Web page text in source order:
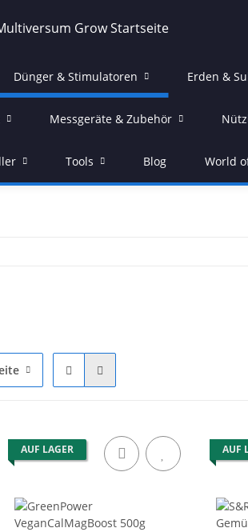
Dünger & Stimulatoren Erden &
Messgeräte & Zubehör
Tools Blog World
AUF LAGER AUF